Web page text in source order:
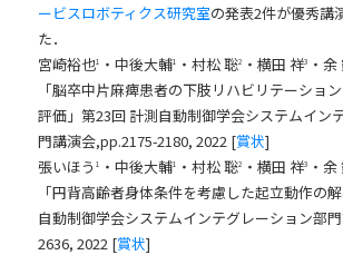
ービスロボティクス研究室の発表2件が優秀講
た．
宮崎裕也1 ・中後大輔1 ・村松 聡2 ・横田 祥3 ・
「脳卒中片麻痺患者の下肢リハビリテーショ
評価」第23回 計測自動制御学会システムイン
門講演会,pp.2175-2180, 2022 [賞状]
張いほう1 ・中後大輔1 ・村松 聡2 ・横田 祥3 ・
「円背高齢者身体条件を考慮した起立動作の
自動制御学会システムインテグレーション部
2636, 2022 [賞状]